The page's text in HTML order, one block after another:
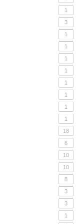
1
3
1
1
1
1
1
1
1
1
18
6
10
10
8
3
3
1